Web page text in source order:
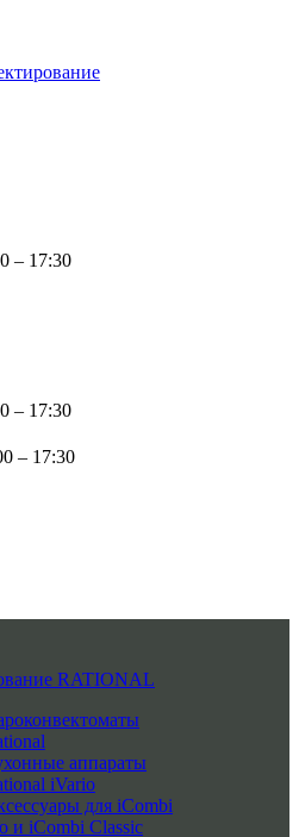
– 17:30
– 17:30
– 17:30
RATIONAL
аппараты
iVario
для iCombi
и iCombi Classic